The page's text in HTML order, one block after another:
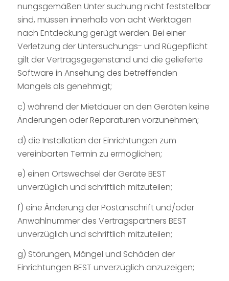
nungsgemäßen Unter suchung nicht feststellbar
sind, müssen innerhalb von acht Werktagen
nach Entdeckung gerügt werden. Bei einer
Verletzung der Untersuchungs- und Rügepflicht
gilt der Vertragsgegenstand und die gelieferte
Software in Ansehung des betreffenden
Mangels als genehmigt;
c) während der Mietdauer an den Geräten keine
Änderungen oder Reparaturen vorzunehmen;
d) die Installation der Einrichtungen zum
vereinbarten Termin zu ermöglichen;
e) einen Ortswechsel der Geräte BEST
unverzüglich und schriftlich mitzuteilen;
f) eine Änderung der Postanschrift und/oder
Anwahlnummer des Vertragspartners BEST
unverzüglich und schriftlich mitzuteilen;
g) Störungen, Mängel und Schäden der
Einrichtungen BEST unverzüglich anzuzeigen;